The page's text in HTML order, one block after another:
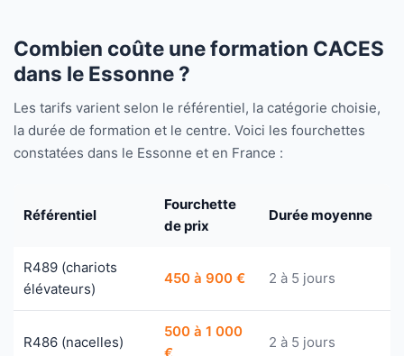
Combien coûte une formation CACES
dans le Essonne ?
Les tarifs varient selon le référentiel, la catégorie choisie,
la durée de formation et le centre. Voici les fourchettes
constatées dans le Essonne et en France :
Référentiel
Fourchette
de prix
Durée moyenne
R489 (chariots
élévateurs)
450 à 900 € 2 à 5 jours
R486 (nacelles)
500 à 1 000
2 à 5 jours